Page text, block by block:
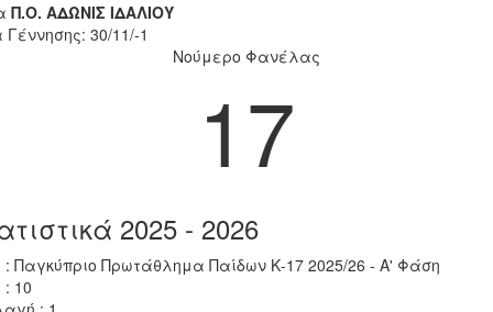
Π.Ο. ΑΔΩΝΙΣ ΙΔΑΛΙΟΥ
30/11/-1
Νούμερο Φανέλας
17
2025 - 2026
: Παγκύπριο Πρωτάθλημα Παίδων Κ-17 2025/26 - Α' Φάση
10